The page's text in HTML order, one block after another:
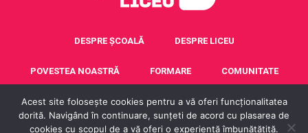
DESPRE ȘCOALĂ DESPRE LICEU
POVESTEA NOASTRĂ FORMARE COMUNITATE
ACREDITARE ERASMUS+ CONTACT
Acest site folosește cookies pentru a vă oferi funcționalitatea
dorită. Navigând în continuare, sunțeti de acord cu plasarea de
cookies cu scopul de a vă oferi o experiență îmbunătățită.